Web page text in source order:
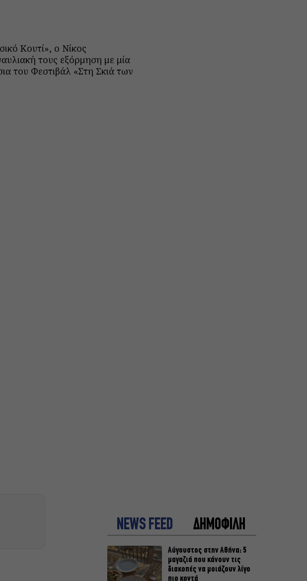
Κουτί», ο Νίκος
τους εξόρμηση με μία
του Φεστιβάλ «Στη Σκιά των
NEWS FEED ΔΗΜΟΦΙΛΗ
Αύγουστος στην Αθήνα: 5
μαγαζιά που κάνουν τις
διακοπές να μοιάζουν λίγο
πιο κοντά